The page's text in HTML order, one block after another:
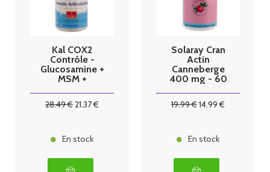
Kal COX2
Contrôle -
Glucosamine +
MSM +
28.49€21.37€
En stock
Solaray Cran
Actin
Canneberge
400 mg - 60
19.99€14.99 €
En stock